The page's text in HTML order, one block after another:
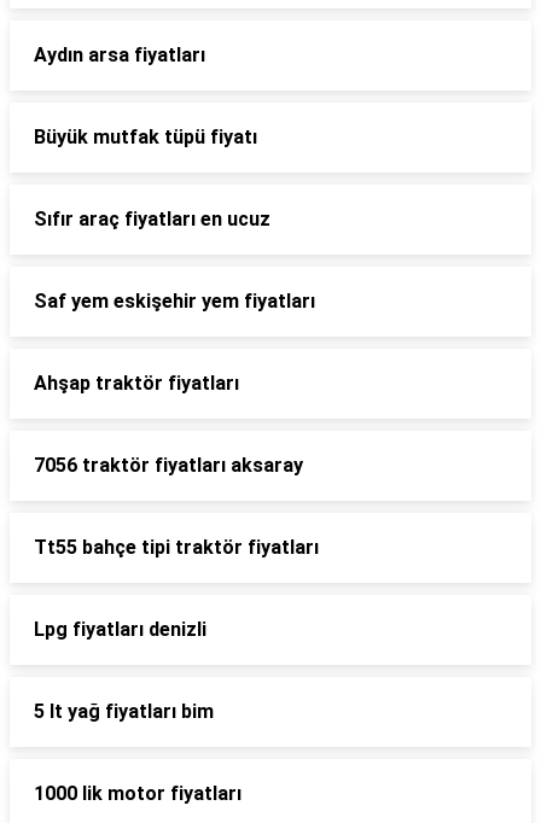
Aydın arsa fiyatları
Büyük mutfak tüpü fiyatı
Sıfır araç fiyatları en ucuz
Saf yem eskişehir yem fiyatları
Ahşap traktör fiyatları
7056 traktör fiyatları aksaray
Tt55 bahçe tipi traktör fiyatları
Lpg fiyatları denizli
5 lt yağ fiyatları bim
1000 lik motor fiyatları